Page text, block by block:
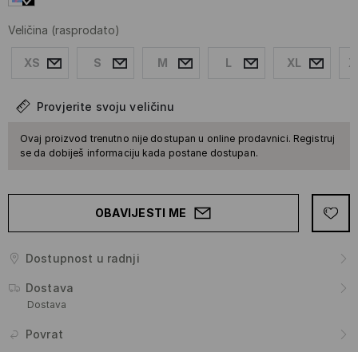
Veličina (rasprodato)
XS S M L XL
Provjerite svoju veličinu
Ovaj proizvod trenutno nije dostupan u online prodavnici. Registruj
se da dobiješ informaciju kada postane dostupan.
OBAVIJESTI ME
Dostupnost u radnji
Dostava
Dostava
Povrat